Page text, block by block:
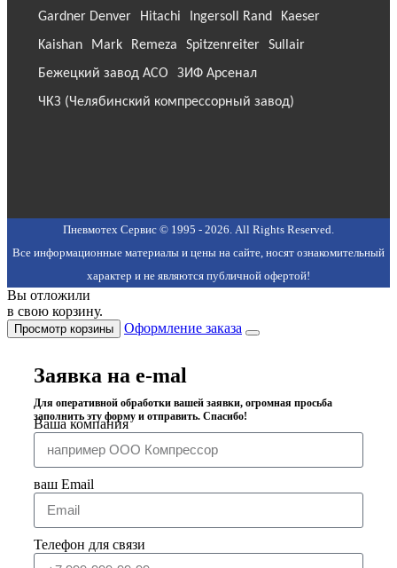
Gardner Denver Hitachi Ingersoll Rand
Kaeser
Kaishan
Mark Remeza Spitzenreiter
Sullair
Бежецкий завод АСО
ЗИФ Арсенал
ЧКЗ (Челябинский компрессорный завод)
Пневмотех Сервис © 1995 - 2026. All Rights Reserved.
Все информационные материалы и цены на сайте, носят ознакомительный
характер и не являются публичной офертой!
Вы отложили
в свою корзину.
Просмотр корзины Оформление заказа
Заявка на e-mal
Для оперативной обработки вашей заявки, огромная просьба
заполнить эту форму и отправить. Спасибо!
Ваша компания
ваш Email
Телефон для связи